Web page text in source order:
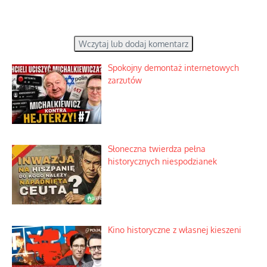
Wczytaj lub dodaj komentarz
Spokojny demontaż internetowych
zarzutów
Słoneczna twierdza pełna
historycznych niespodzianek
Kino historyczne z własnej kieszeni